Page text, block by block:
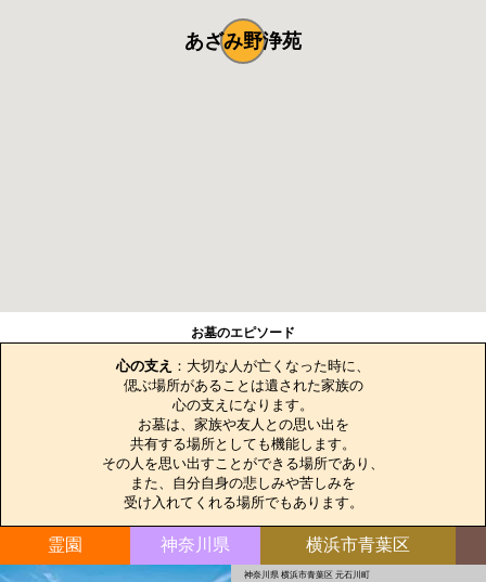
あざみ野浄苑
お墓のエピソード
心の支え ：大切な人が亡くなった時に、
偲ぶ場所があることは遺された家族の
心の支えになります。
お墓は、家族や友人との思い出を
共有する場所としても機能します。
その人を思い出すことができる場所であり、
また、自分自身の悲しみや苦しみを
受け入れてくれる場所でもあります。
霊園 神奈川県 横浜市青葉区
神奈川県 横浜市青葉区 元石川町